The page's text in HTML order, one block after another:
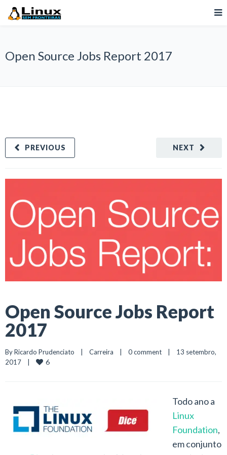
Open Source Jobs Report 2017
NEXT
PREVIOUS
Open Source Jobs Report
2017
By Ricardo Prudenciato Carreira 0 comment
13 setembro,
2017
6
Todo ano a
Linux
Foundation,
em conjunto